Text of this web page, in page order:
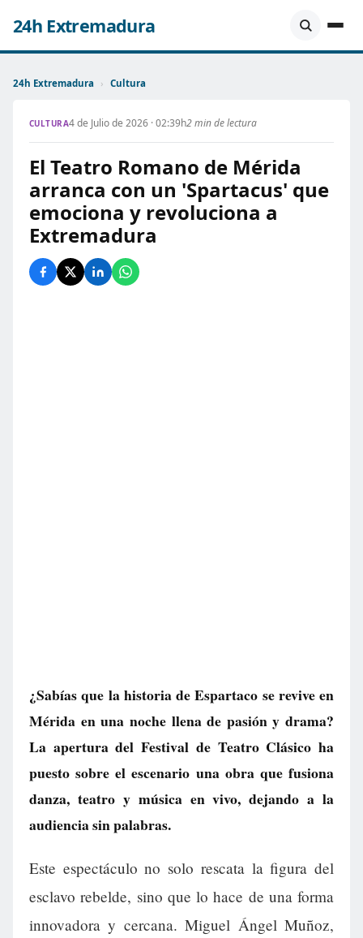
24h Extremadura
24h Extremadura › Cultura
CULTURA4 de Julio de 2026 · 02:39h2 min de lectura
El Teatro Romano de Mérida
arranca con un 'Spartacus' que
emociona y revoluciona a
Extremadura
¿Sabías que la historia de Espartaco se revive en
Mérida en una noche llena de pasión y drama?
La apertura del Festival de Teatro Clásico ha
puesto sobre el escenario una obra que fusiona
danza, teatro y música en vivo, dejando a la
audiencia sin palabras.
Este espectáculo no solo rescata la figura del
esclavo rebelde, sino que lo hace de una forma
innovadora y cercana. Miguel Ángel Muñoz,